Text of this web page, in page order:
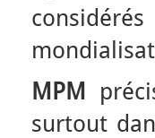
MPM
surtout